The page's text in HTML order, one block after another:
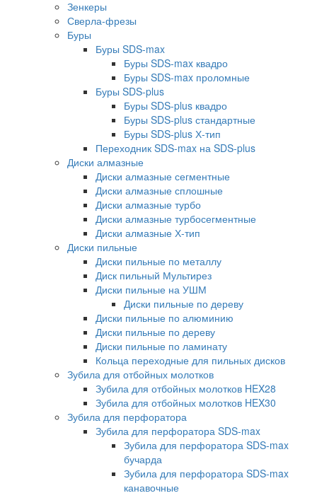
Зенкеры
Сверла-фрезы
Буры
Буры SDS-max
Буры SDS-max квадро
Буры SDS-max проломные
Буры SDS-plus
Буры SDS-plus квадро
Буры SDS-plus стандартные
Буры SDS-plus Х-тип
Переходник SDS-max на SDS-plus
Диски алмазные
Диски алмазные сегментные
Диски алмазные сплошные
Диски алмазные турбо
Диски алмазные турбосегментные
Диски алмазные Х-тип
Диски пильные
Диски пильные по металлу
Диск пильный Мультирез
Диски пильные на УШМ
Диски пильные по дереву
Диски пильные по алюминию
Диски пильные по дереву
Диски пильные по ламинату
Кольца переходные для пильных дисков
Зубила для отбойных молотков
Зубила для отбойных молотков HEX28
Зубила для отбойных молотков HEX30
Зубила для перфоратора
Зубила для перфоратора SDS-max
Зубила для перфоратора SDS-max
бучарда
Зубила для перфоратора SDS-max
канавочные